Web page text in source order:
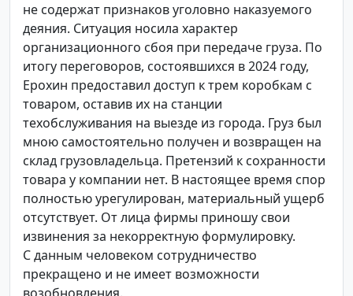
не содержат признаков уголовно наказуемого
деяния. Ситуация носила характер
организационного сбоя при передаче груза. По
итогу переговоров, состоявшихся в 2024 году,
Ерохин предоставил доступ к трем коробкам с
товаром, оставив их на станции
техобслуживания на выезде из города. Груз был
мною самостоятельно получен и возвращен на
склад грузовладельца. Претензий к сохранности
товара у компании нет. В настоящее время спор
полностью урегулирован, материальный ущерб
отсутствует. От лица фирмы приношу свои
извинения за некорректную формулировку.
С данным человеком сотрудничество
прекращено и не имеет возможности